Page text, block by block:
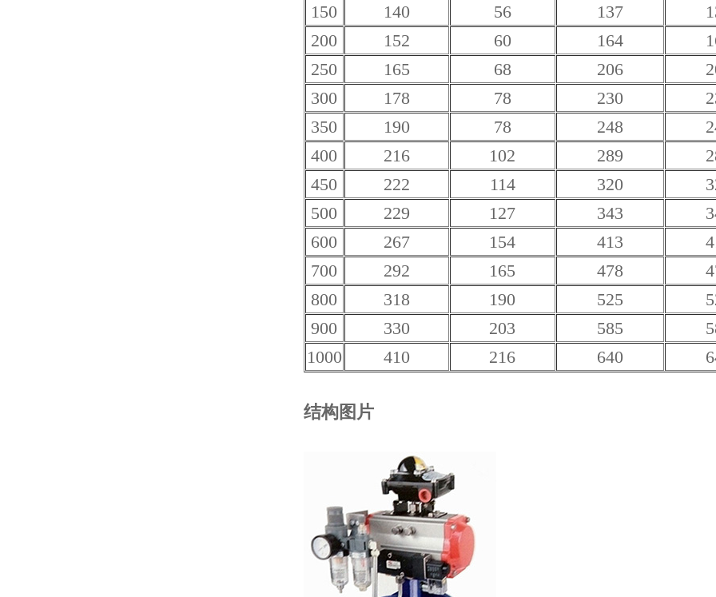
150
140 56 137
200
152 60 164
250
165 68 206
300
178 78 230
350
190 78 248
400
216 102 289
450
222 114 320
500
229 127 343
600
267 154 413
700
292 165 478
800
318 190 525
900
330 203 585
1000
410 216 640
结构图片